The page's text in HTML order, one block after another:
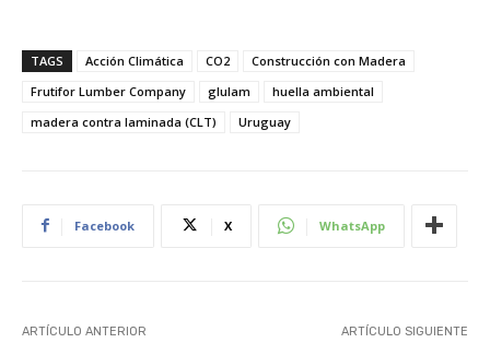
TAGS Acción Climática CO2
Construcción con Madera
Frutifor Lumber Company
glulam
huella ambiental
madera contra laminada (CLT)
Uruguay
Facebook X WhatsApp
ARTÍCULO ANTERIOR ARTÍCULO SIGUIENTE